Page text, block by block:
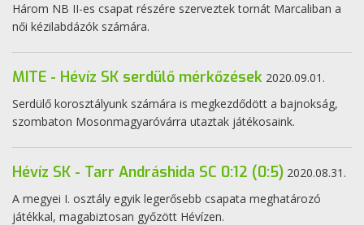
Három NB II-es csapat részére szerveztek tornát Marcaliban a
női kézilabdázók számára.
MITE - Hévíz SK serdülő mérkőzések 2020.09.01.
Serdülő korosztályunk számára is megkezdődött a bajnokság,
szombaton Mosonmagyaróvárra utaztak játékosaink.
Hévíz SK - Tarr Andráshida SC 0:12 (0:5) 2020.08.31.
A megyei I. osztály egyik legerősebb csapata meghatározó
játékkal, magabiztosan győzött Hévízen.